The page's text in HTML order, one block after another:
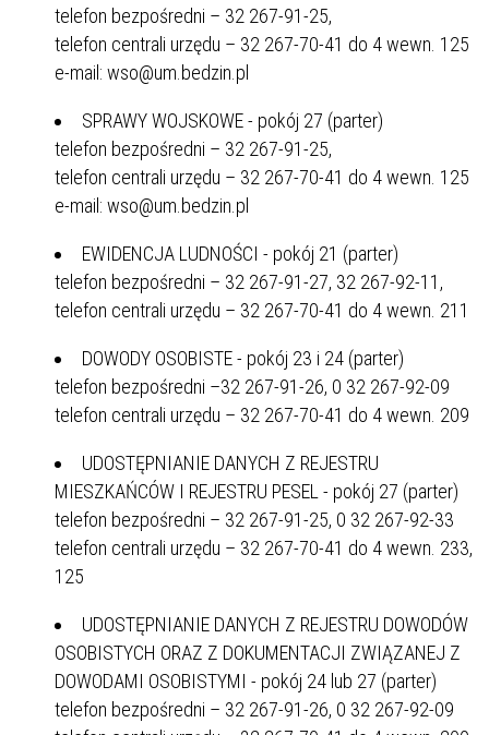
telefon bezpośredni – 32 267-91-25,
telefon centrali urzędu – 32 267-70-41 do 4 wewn. 125
e-mail: wso@um.bedzin.pl
SPRAWY WOJSKOWE - pokój 27 (parter)
telefon bezpośredni – 32 267-91-25,
telefon centrali urzędu – 32 267-70-41 do 4 wewn. 125
e-mail: wso@um.bedzin.pl
EWIDENCJA LUDNOŚCI - pokój 21 (parter)
telefon bezpośredni – 32 267-91-27, 32 267-92-11,
telefon centrali urzędu – 32 267-70-41 do 4 wewn. 211
DOWODY OSOBISTE - pokój 23 i 24 (parter)
telefon bezpośredni –32 267-91-26, 0 32 267-92-09
telefon centrali urzędu – 32 267-70-41 do 4 wewn. 209
UDOSTĘPNIANIE DANYCH Z REJESTRU
MIESZKAŃCÓW I REJESTRU PESEL - pokój 27 (parter)
telefon bezpośredni – 32 267-91-25, 0 32 267-92-33
telefon centrali urzędu – 32 267-70-41 do 4 wewn. 233,
125
UDOSTĘPNIANIE DANYCH Z REJESTRU DOWODÓW
OSOBISTYCH ORAZ Z DOKUMENTACJI ZWIĄZANEJ Z
DOWODAMI OSOBISTYMI - pokój 24 lub 27 (parter)
telefon bezpośredni – 32 267-91-26, 0 32 267-92-09